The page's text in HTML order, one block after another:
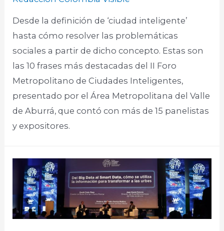
Desde la definición de ‘ciudad inteligente’
hasta cómo resolver las problemáticas
sociales a partir de dicho concepto. Estas son
las 10 frases más destacadas del II Foro
Metropolitano de Ciudades Inteligentes,
presentado por el Área Metropolitana del Valle
de Aburrá, que contó con más de 15 panelistas
y expositores.​